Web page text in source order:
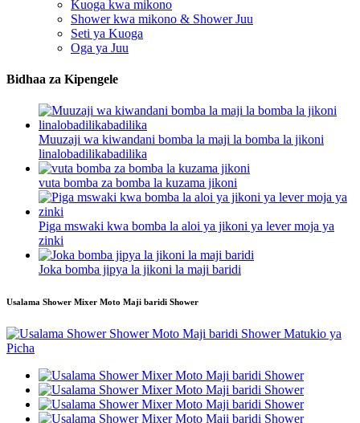
Kuoga kwa mikono
Shower kwa mikono & Shower Juu
Seti ya Kuoga
Oga ya Juu
Bidhaa za Kipengele
Muuzaji wa kiwandani bomba la maji la bomba la jikoni
linalobadilikabadilika
vuta bomba za bomba la kuzama jikoni
Piga mswaki kwa bomba la aloi ya jikoni ya lever moja ya
zinki
Joka bomba jipya la jikoni la maji baridi
Usalama Shower Mixer Moto Maji baridi Shower